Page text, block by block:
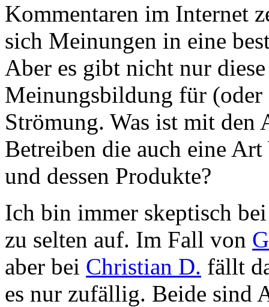
Kommentaren im Internet
sich Meinungen in eine
Aber es gibt nicht nur
Meinungsbildung für (oder
Strömung. Was ist mit den
Betreiben die auch eine
und dessen Produkte?
Ich bin immer skeptisch
zu selten auf. Im Fall von
aber bei Christian D. fällt
es nur zufällig. Beide sind